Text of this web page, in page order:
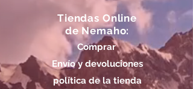
Tiendas Online
de Nemaho:
Comprar
Envío y devoluciones
política de la tienda